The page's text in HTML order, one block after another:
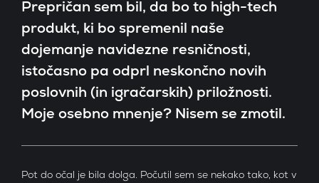
Blog
Prepričan sem bil, da bo to high-tech
produkt, ki bo spremenil naše
dojemanje navidezne resničnosti,
istočasno pa odprl neskončno novih
poslovnih (in igračarskih) priložnosti.
Moje osebno mnenje? Nisem se zmotil.
Pot do očal je bila dolga. Počutil sem se nekako tako, kot v